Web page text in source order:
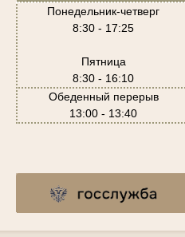
Понедельник-четверг
8:30 - 17:25
Пятница
8:30 - 16:10
Обеденный перерыв
13:00 - 13:40